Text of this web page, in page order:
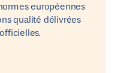
européennes
qualité délivrées